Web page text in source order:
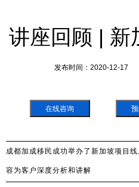
讲座回顾 | 新
发布时间：2020-12-17
在线咨询
成都加成移民成功举办了新加坡项目
容为客户深度分析和讲解